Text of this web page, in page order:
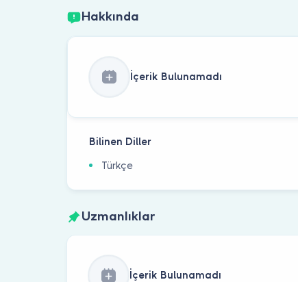
Hakkında
İçerik Bulunamadı
Bilinen Diller
Türkçe
Uzmanlıklar
İçerik Bulunamadı